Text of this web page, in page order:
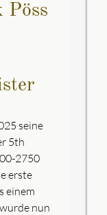
Pöss
seine
5th
2750
erste
einem
nun